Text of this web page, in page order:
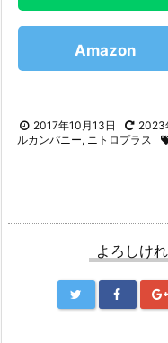
Amazon
2017年10月13日 2023
ルカンパニー, ニトロプラス
よろしけ